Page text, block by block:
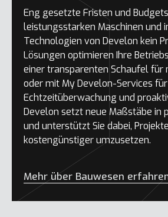
Eng gesetzte Fristen und
leistungsstarken Maschinen und
Technologien von Develon kein
Lösungen optimieren Ihre
einer transparenten Schaufel für
oder mit My Develon-Services für
Echtzeitüberwachung und
Develon setzt neue Maßstäbe in
und unterstützt Sie dabei,
kostengünstiger umzusetzen.
Mehr über Bauwesen